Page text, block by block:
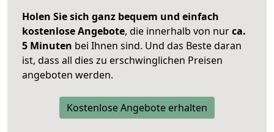
Holen Sie sich ganz bequem und einfach
kostenlose Angebote, die innerhalb von nurca.
5 Minuten bei Ihnen sind. Und das Beste daran
ist, dass all dies zu erschwinglichen Preisen
angeboten werden.
Kostenlose Angebote erhalten